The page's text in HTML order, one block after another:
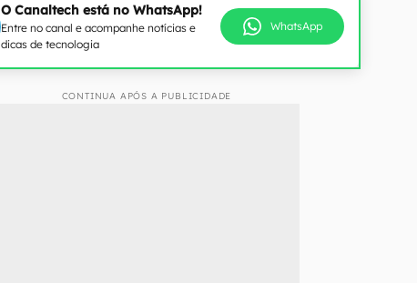
O Canaltech está no WhatsApp!
Entre no canal e acompanhe notícias e
dicas de tecnologia
WhatsApp
CONTINUA APÓS A PUBLICIDADE